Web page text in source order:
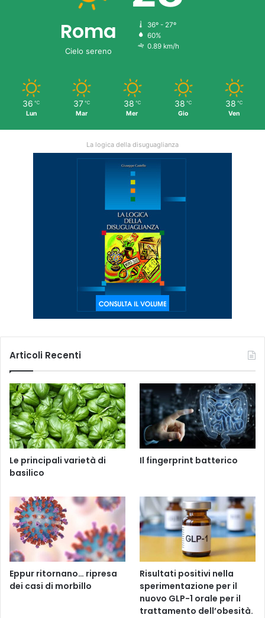
Roma
Cielo sereno
36º - 27º
60%
0.89 km/h
36 ℃
Lun
37 ℃
Mar
38 ℃
Mer
38 ℃
Gio
38 ℃
Ven
La logica della disuguaglianza
Articoli Recenti
Le principali varietà di
basilico
Il fingerprint batterico
Eppur ritornano… ripresa
dei casi di morbillo
Risultati positivi nella
sperimentazione per il
nuovo GLP-1 orale per il
trattamento dell’obesità.